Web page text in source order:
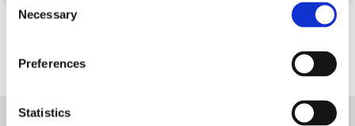
Selection
Necessary
Preferences
Statistics